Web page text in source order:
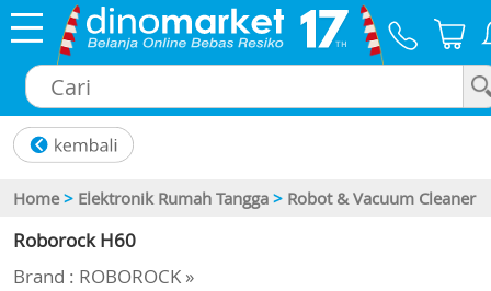
Home > Elektronik Rumah Tangga > Robot & Vacuum Cleaner
Roborock H60
Brand : ROBOROCK »